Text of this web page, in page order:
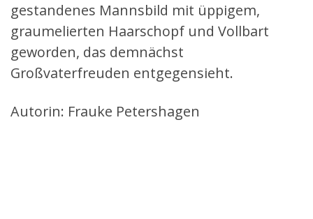
gestandenes Mannsbild mit üppigem,
graumelierten Haarschopf und Vollbart
geworden, das demnächst
Großvaterfreuden entgegensieht.
Autorin: Frauke Petershagen